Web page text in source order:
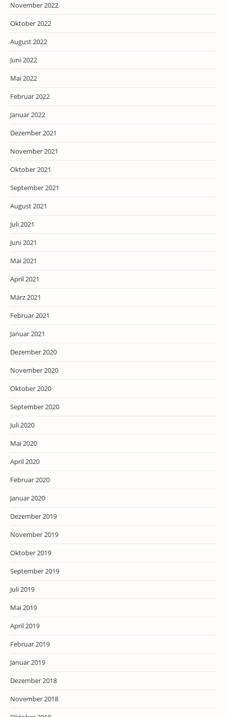
November 2022
Oktober 2022
August 2022
Juni 2022
Mai 2022
Februar 2022
Januar 2022
Dezember 2021
November 2021
Oktober 2021
September 2021
August 2021
Juli 2021
Juni 2021
Mai 2021
April 2021
März 2021
Februar 2021
Januar 2021
Dezember 2020
November 2020
Oktober 2020
September 2020
Juli 2020
Mai 2020
April 2020
Februar 2020
Januar 2020
Dezember 2019
November 2019
Oktober 2019
September 2019
Juli 2019
Mai 2019
April 2019
Februar 2019
Januar 2019
Dezember 2018
November 2018